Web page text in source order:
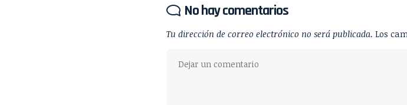
No hay comentarios
Tu dirección de correo electrónico no será publicada. Los